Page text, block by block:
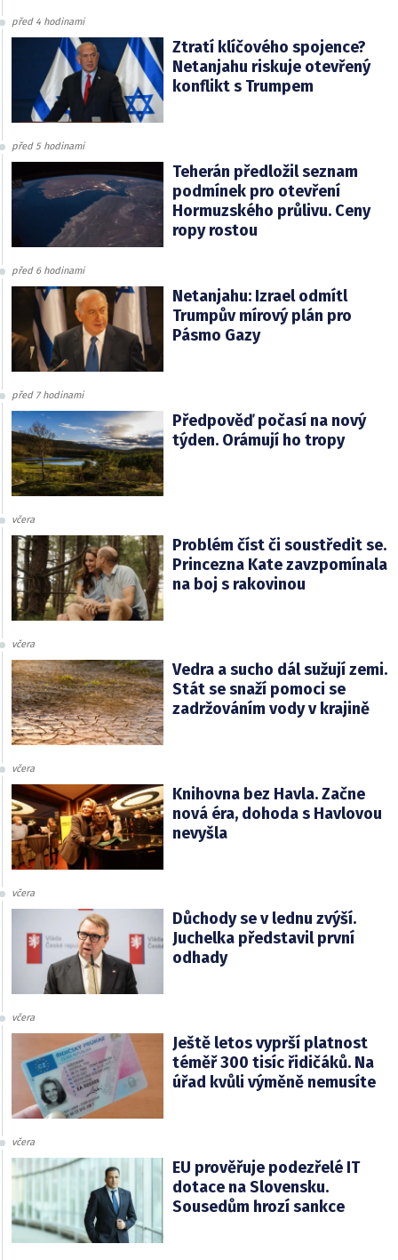
před 4 hodinami
Ztratí klíčového spojence?
Netanjahu riskuje otevřený
konflikt s Trumpem
před 5 hodinami
Teherán předložil seznam
podmínek pro otevření
Hormuzského průlivu. Ceny
ropy rostou
před 6 hodinami
Netanjahu: Izrael odmítl
Trumpův mírový plán pro
Pásmo Gazy
před 7 hodinami
Předpověď počasí na nový
týden. Orámují ho tropy
včera
Problém číst či soustředit se.
Princezna Kate zavzpomínala
na boj s rakovinou
včera
Vedra a sucho dál sužují zemi.
Stát se snaží pomoci se
zadržováním vody v krajině
včera
Knihovna bez Havla. Začne
nová éra, dohoda s Havlovou
nevyšla
včera
Důchody se v lednu zvýší.
Juchelka představil první
odhady
včera
Ještě letos vyprší platnost
téměř 300 tisíc řidičáků. Na
úřad kvůli výměně nemusíte
včera
EU prověřuje podezřelé IT
dotace na Slovensku.
Sousedům hrozí sankce